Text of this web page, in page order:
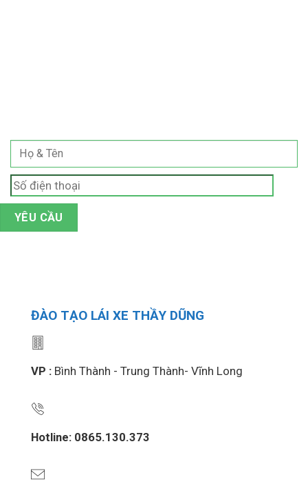
ĐÀO TẠO LÁI XE THẦY DŨNG
VP : Bình Thành - Trung Thành- Vĩnh Long
Hotline: 0865.130.373